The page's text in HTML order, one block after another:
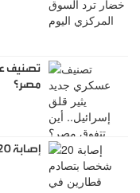
تصنيف
مصر؟
إصابة 20 شخصا بتصادم قطارين في كرواتيا